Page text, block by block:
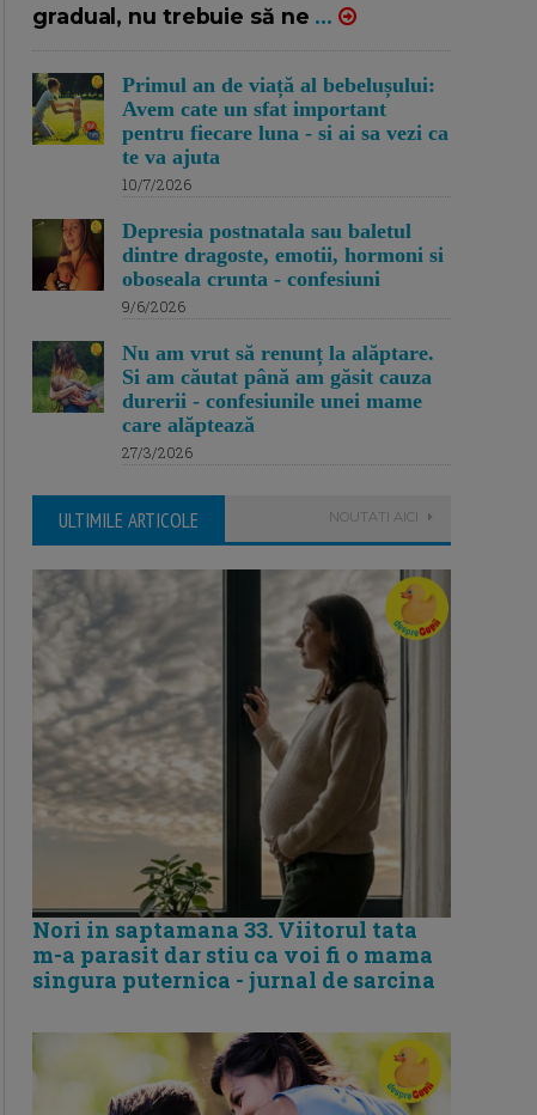
gradual, nu trebuie să ne ...
Primul an de viață al bebelușului:
Avem cate un sfat important
pentru fiecare luna - si ai sa vezi ca
te va ajuta
10/7/2026
Depresia postnatala sau baletul
dintre dragoste, emotii, hormoni si
oboseala crunta - confesiuni
9/6/2026
Nu am vrut să renunț la alăptare.
Si am căutat până am găsit cauza
durerii - confesiunile unei mame
care alăptează
27/3/2026
ULTIMILE ARTICOLE NOUTATI AICI
Nori in saptamana 33. Viitorul tata
m-a parasit dar stiu ca voi fi o mama
singura puternica - jurnal de sarcina